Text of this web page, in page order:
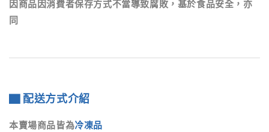
因商品因消費者保存方式不當導致腐敗，基於食品安全，亦
同
▇ 配送方式介紹
本賣場商品皆為冷凍品